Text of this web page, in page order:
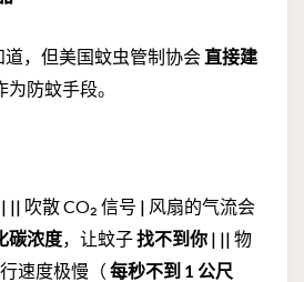
，但美国蚊虫管制协会 直接建
防蚊手段。
吹散 CO₂ 信号 | 风扇的气流会
碳浓度，让蚊子找不到你 | || 物
速度极慢（ 每秒不到 1 公尺